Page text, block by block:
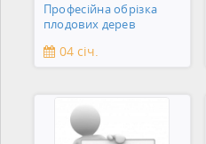
Професійна обрізка
плодових дерев
04 січ.